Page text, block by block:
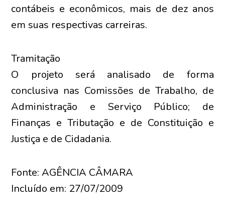
contábeis e econômicos, mais de dez anos
em suas respectivas carreiras.
Tramitação
O projeto será analisado de forma
conclusiva nas Comissões de Trabalho, de
Administração e Serviço Público; de
Finanças e Tributação e de Constituição e
Justiça e de Cidadania.
Fonte: AGÊNCIA CÂMARA
Incluído em: 27/07/2009